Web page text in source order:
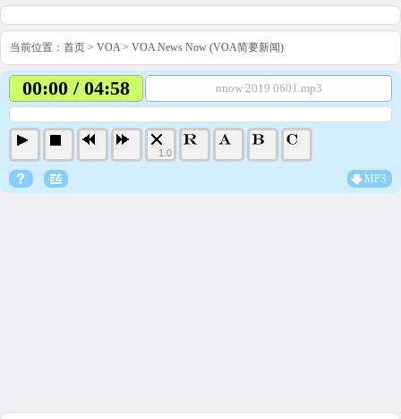
当前位置： 首页 > VOA> VOA News Now (VOA简要新闻)
00:00 / 04:58 nnow 2019 0601.mp3
1.0
MP3